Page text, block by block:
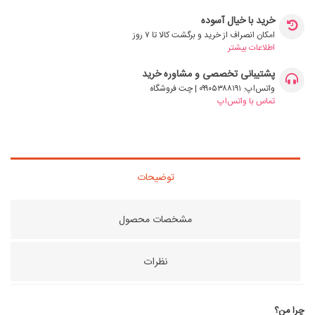
خرید با خیال آسوده
امکان انصراف از خرید و برگشت کالا تا ۷ روز
اطلاعات بیشتر
پشتیبانی تخصصی و مشاوره خرید
واتس‌اپ: ۰۹۹۰۵۳۸۸۱۹۱ | چت فروشگاه
تماس با واتس‌اپ
توضیحات
مشخصات محصول
نظرات
چرا من؟